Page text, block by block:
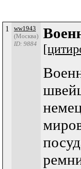
1
ww1943
(Москва)
ID: 9884